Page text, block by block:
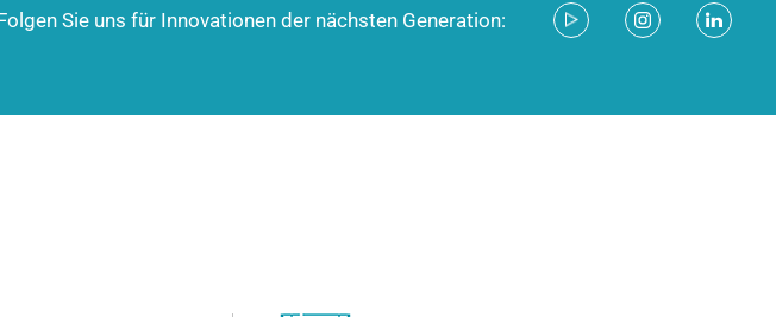
Sie uns für Innovationen der nächsten Generation: